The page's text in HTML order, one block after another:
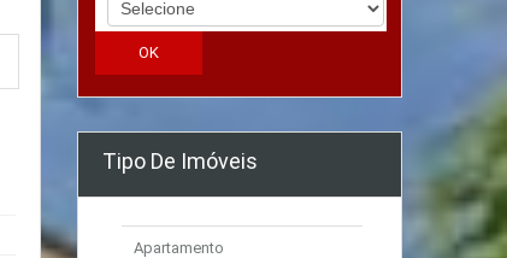
Tipo De Imóveis
Apartamento